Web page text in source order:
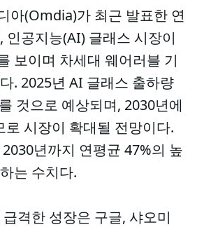
아(Omdia)가 최근 발표한 연
인공지능(AI) 글래스 시장이
보이며 차세대 웨어러블 기
. 2025년 AI 글래스 출하량
것으로 예상되며, 2030년에
로 시장이 확대될 전망이다.
년까지 연평균 47%의 높
는 수치다.
격한 성장은 구글, 샤오미